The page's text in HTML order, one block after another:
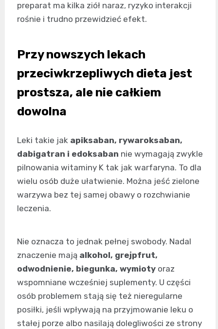
preparat ma kilka ziół naraz, ryzyko interakcji
rośnie i trudno przewidzieć efekt.
Przy nowszych lekach
przeciwkrzepliwych dieta jest
prostsza, ale nie całkiem
dowolna
Leki takie jak apiksaban, rywaroksaban,
dabigatran i edoksaban nie wymagają zwykle
pilnowania witaminy K tak jak warfaryna. To dla
wielu osób duże ułatwienie. Można jeść zielone
warzywa bez tej samej obawy o rozchwianie
leczenia.
Nie oznacza to jednak pełnej swobody. Nadal
znaczenie mają alkohol, grejpfrut,
odwodnienie, biegunka, wymioty oraz
wspomniane wcześniej suplementy. U części
osób problemem stają się też nieregularne
posiłki, jeśli wpływają na przyjmowanie leku o
stałej porze albo nasilają dolegliwości ze strony